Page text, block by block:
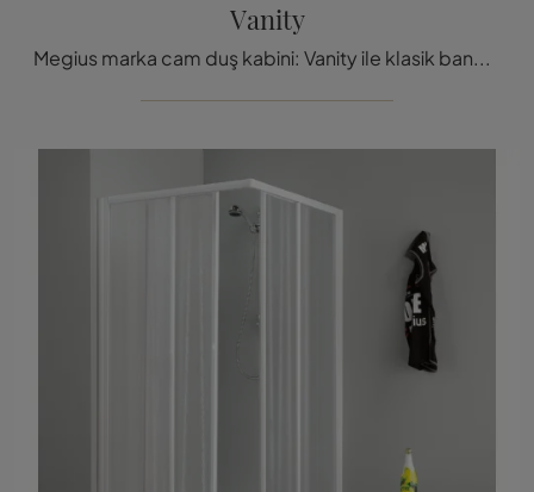
Vanity
Megius marka cam duş kabini: Vanity ile klasik banyo mobilyalarını keşfetmek için tıkla.